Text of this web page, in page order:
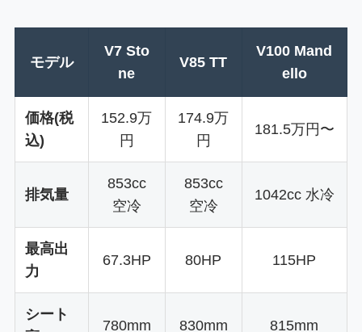
モデル
V7 Sto
ne
V85 TT
V100 Mand
ello
価格(税
込)
152.9万
円
174.9万
円
181.5万円〜
排気量
853cc
空冷
853cc
空冷
1042cc 水冷
最高出
力
67.3HP 80HP 115HP
シート
780mm 830mm 815mm